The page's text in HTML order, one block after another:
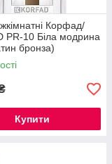
Корфад/
PR-10 Біла модрина
бронза)
Купити